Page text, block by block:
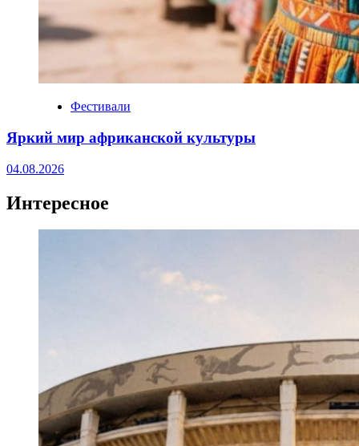
Фестивали
Яркий мир африканской культуры
04.08.2026
Интересное